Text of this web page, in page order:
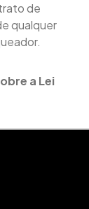
de
qualquer
a Lei